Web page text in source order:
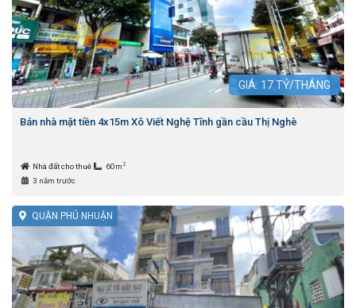
GIÁ: 17TỶ/THÁNG
Bán nhà mặt tiền 4x15m Xô Viết Nghệ Tĩnh gần cầu Thị Nghè
Nhà đất cho thuê 60m 2
3 năm trước
QUẬN PHÚ NHUẬN